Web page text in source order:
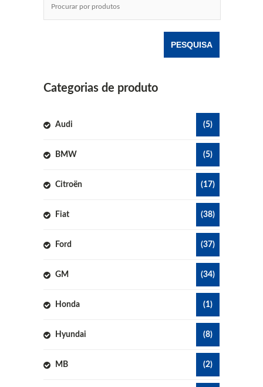
Categorias de produto
Audi (5)
BMW (5)
Citroën (17)
Fiat (38)
Ford (37)
GM (34)
Honda (1)
Hyundai (8)
MB (2)